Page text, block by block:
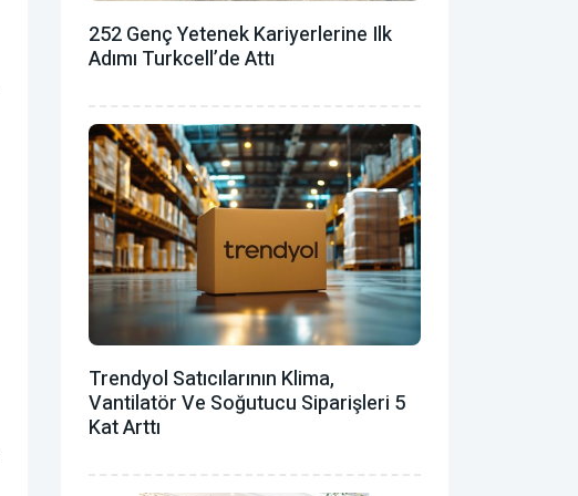
252 Genç Yetenek Kariyerlerine Ilk
Adımı Turkcell’de Attı
Trendyol Satıcılarının Klima,
Vantilatör ‎ve Soğutucu Siparişleri 5
Kat Arttı